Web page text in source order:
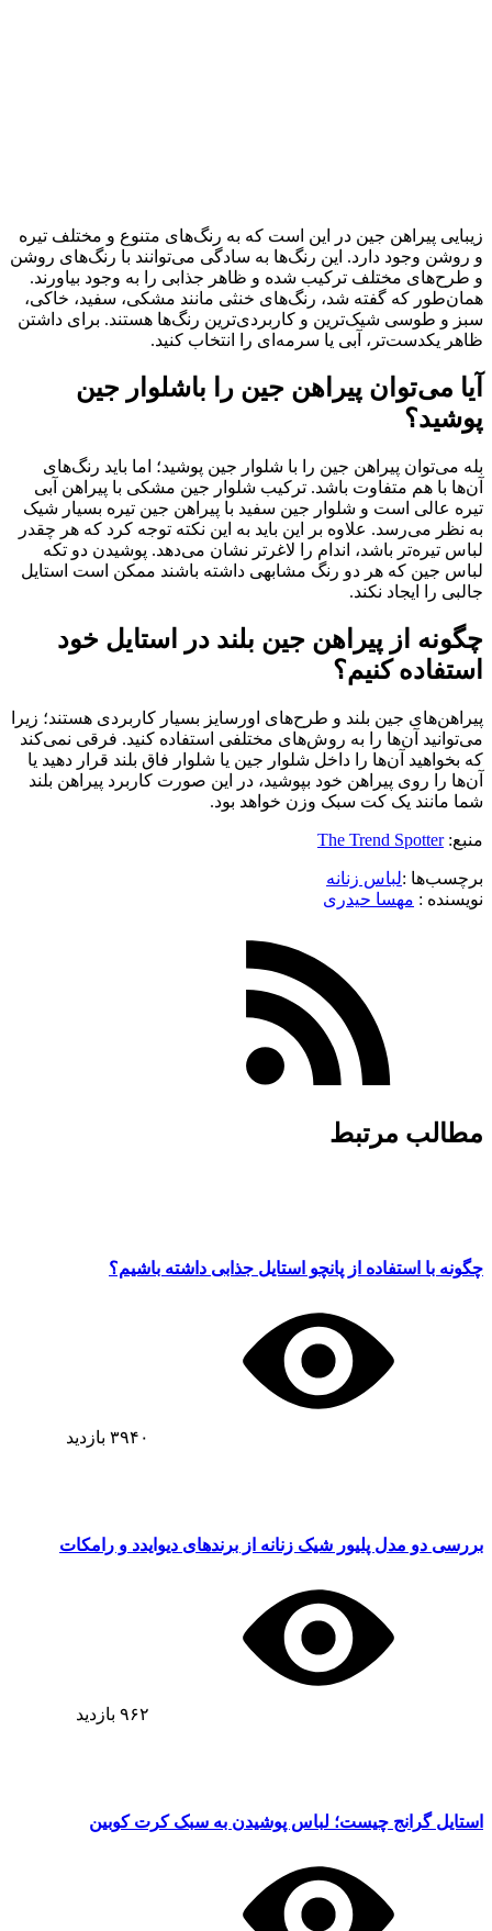
زیبایی پیراهن جین در این است که به رنگ‌های متنوع و مختلف تیره
و روشن وجود دارد. این رنگ‌ها به سادگی می‌توانند با رنگ‌های روشن
و طرح‌های مختلف ترکیب شده و ظاهر جذابی را به وجود بیاورند.
همان‌طور که گفته شد، رنگ‌های خنثی مانند مشکی، سفید، خاکی،
سبز و طوسی شیک‌ترین و کاربردی‌ترین رنگ‌ها هستند. برای داشتن
ظاهر یکدست‌تر، آبی یا سرمه‌ای را انتخاب کنید.
آیا می‌توان پیراهن جین را باشلوار جین
پوشید؟
بله می‌توان پیراهن جین را با شلوار جین پوشید؛ اما باید رنگ‌های
آن‌ها با هم متفاوت باشد. ترکیب شلوار جین مشکی با پیراهن آبی
تیره عالی است و شلوار جین سفید با پیراهن جین تیره بسیار شیک
به نظر می‌رسد. علاوه بر این باید به این نکته توجه کرد که هر چقدر
لباس تیره‌تر باشد، اندام را لاغرتر نشان می‌دهد. پوشیدن دو تکه
لباس جین که هر دو رنگ مشابهی داشته باشند ممکن است استایل
جالبی را ایجاد نکند.
چگونه از پیراهن جین بلند در استایل خود
استفاده کنیم؟
پیراهن‌های جین بلند و طرح‌های اورسایز بسیار کاربردی هستند؛ زیرا
می‌توانید آن‌ها را به روش‌های مختلفی استفاده کنید. فرقی نمی‌کند
که بخواهید آن‌ها را داخل شلوار جین یا شلوار فاق بلند قرار دهید یا
آن‌ها را روی پیراهن خود بپوشید، در این صورت کاربرد پیراهن بلند
شما مانند یک کت سبک وزن خواهد بود.
منبع:The Trend Spotter
برچسب‌ها :لباس زنانه
نویسنده :‌ مهسا حیدری
مطالب مرتبط
چگونه با استفاده از پانچو استایل جذابی داشته باشیم؟
۳۹۴۰ بازدید
بررسی دو مدل پلیور شیک زنانه از برندهای دیوایدد و رامکات
۹۶۲ بازدید
استایل گرانج چیست؛ لباس پوشیدن به سبک کرت کوبین